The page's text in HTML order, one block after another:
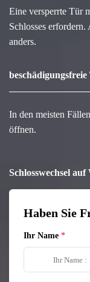
Eine versperrte Tür
Schlosses
anders.
In den meisten
öffnen.
Schlosswechsel auf
Haben Sie
Ihr Name